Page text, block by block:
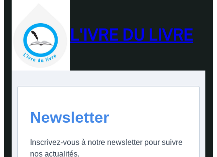
L'IVRE DU LIVRE
Newsletter
Inscrivez-vous à notre newsletter pour suivre
nos actualités.